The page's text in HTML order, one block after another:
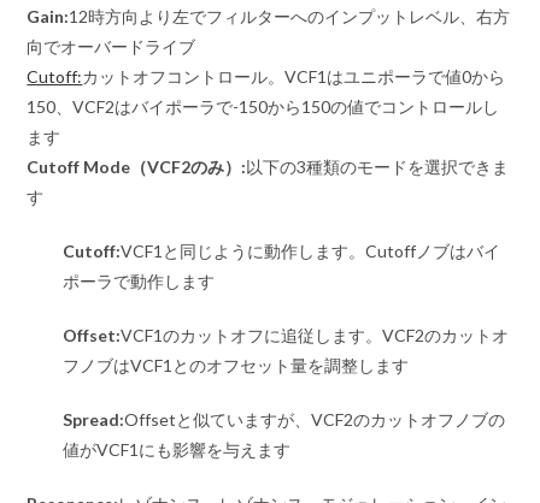
Gain:12時方向より左でフィルターへのインプットレベル、右方
向でオーバードライブ
Cutoff:カットオフコントロール。VCF1はユニポーラで値0から
150、VCF2はバイポーラで-150から150の値でコントロールし
ます
Cutoff Mode（VCF2のみ）:以下の3種類のモードを選択できま
す
Cutoff:VCF1と同じように動作します。Cutoffノブはバイ
ポーラで動作します
Offset:VCF1のカットオフに追従します。VCF2のカットオ
フノブはVCF1とのオフセット量を調整します
Spread:Offsetと似ていますが、VCF2のカットオフノブの
値がVCF1にも影響を与えます